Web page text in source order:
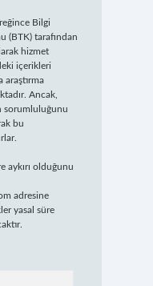
Bilgi
(BTK) tarafından
hizmet
içerikleri
araştırma
Ancak,
sorumluluğunu
bu
aykırı olduğunu
adresine
yasal süre